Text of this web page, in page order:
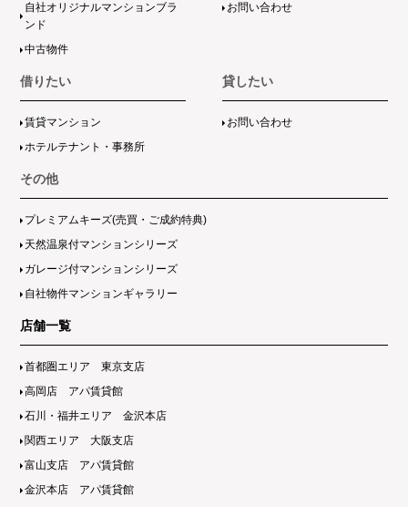
自社オリジナルマンションブラ
ンド
中古物件
お問い合わせ
借りたい
賃貸マンション
ホテルテナント・事務所
貸したい
お問い合わせ
その他
プレミアムキーズ(売買・ご成約特典)
天然温泉付マンションシリーズ
ガレージ付マンションシリーズ
自社物件マンションギャラリー
店舗一覧
首都圏エリア 東京支店
高岡店 アパ賃貸館
石川・福井エリア 金沢本店
関西エリア 大阪支店
富山支店 アパ賃貸館
金沢本店 アパ賃貸館